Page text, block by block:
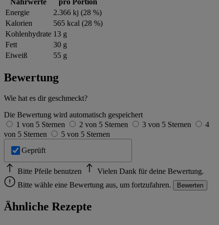
Energie
2.366 kj (28 %)
Kalorien
565 kcal (28 %)
Kohlenhydrate 13 g
Fett
30 g
Eiweiß
55 g
Bewertung
Wie hat es dir geschmeckt?
Die Bewertung wird automatisch gespeichert
1 von 5 Sternen
2 von 5 Sternen 3 von 5 Sternen
4
von 5 Sternen
5 von 5 Sternen
Geprüft
Bitte Pfeile benutzen
Vielen Dank für deine Bewertung.
Bitte wähle eine Bewertung aus, um fortzufahren.
Bewerten
Ähnliche Rezepte